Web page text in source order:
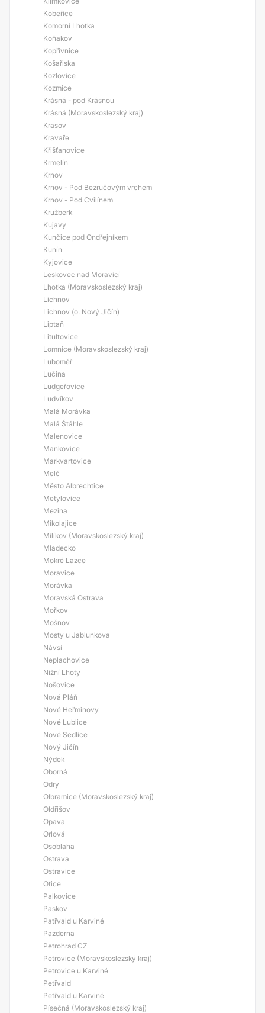
Kobeřice
Komorní Lhotka
Koňakov
Kopřivnice
Košařiska
Kozlovice
Kozmice
Krásná - pod Krásnou
Krásná (Moravskoslezský kraj)
Krasov
Kravaře
Křišťanovice
Krmelín
Krnov
Krnov - Pod Bezručovým vrchem
Krnov - Pod Cvilínem
Kružberk
Kujavy
Kunčice pod Ondřejníkem
Kunín
Kyjovice
Leskovec nad Moravicí
Lhotka (Moravskoslezský kraj)
Lichnov
Lichnov (o. Nový Jičín)
Liptaň
Litultovice
Lomnice (Moravskoslezský kraj)
Luboměř
Lučina
Ludgeřovice
Ludvíkov
Malá Morávka
Malá Štáhle
Malenovice
Mankovice
Markvartovice
Melč
Město Albrechtice
Metylovice
Mezina
Mikolajice
Milíkov (Moravskoslezský kraj)
Mladecko
Mokré Lazce
Moravice
Morávka
Moravská Ostrava
Mořkov
Mošnov
Mosty u Jablunkova
Návsí
Neplachovice
Nižní Lhoty
Nošovice
Nová Pláň
Nové Heřminovy
Nové Lublice
Nové Sedlice
Nový Jičín
Nýdek
Oborná
Odry
Olbramice (Moravskoslezský kraj)
Oldřišov
Opava
Orlová
Osoblaha
Ostrava
Ostravice
Otice
Palkovice
Paskov
Patřvald u Karviné
Pazderna
Petrohrad CZ
Petrovice (Moravskoslezský kraj)
Petrovice u Karviné
Petřvald
Petřvald u Karviné
Písečná (Moravskoslezský kraj)